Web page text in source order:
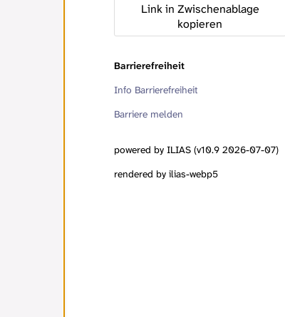
Link in Zwischenablage
kopieren
Barrierefreiheit
Info Barrierefreiheit
Barriere melden
powered by ILIAS (v10.9 2026-07-07)
rendered by ilias-webp5